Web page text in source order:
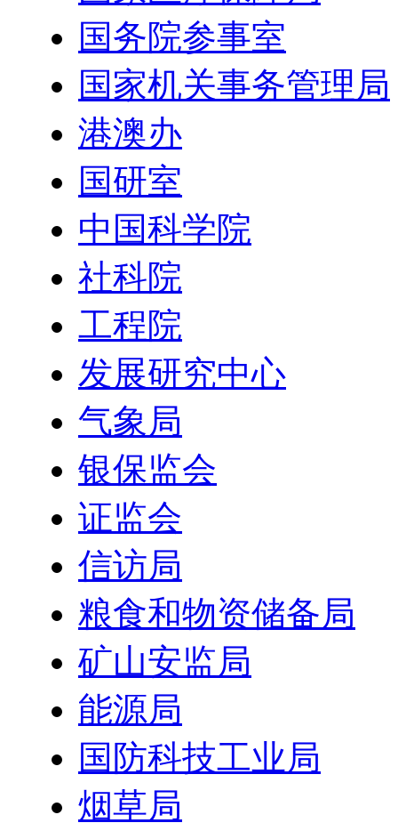
国务院参事室
国家机关事务管理局
港澳办
国研室
中国科学院
社科院
工程院
发展研究中心
气象局
银保监会
证监会
信访局
粮食和物资储备局
矿山安监局
能源局
国防科技工业局
烟草局